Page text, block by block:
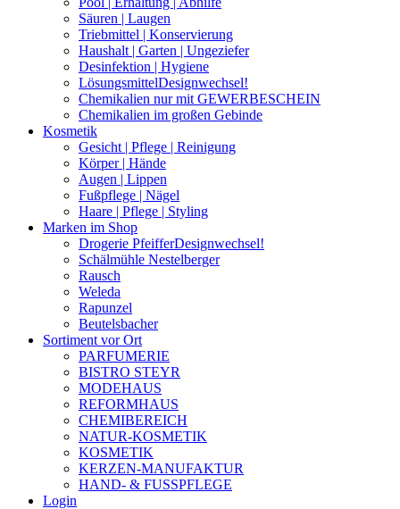
Säuren | Laugen
Triebmittel | Konservierung
Haushalt | Garten | Ungeziefer
Desinfektion | Hygiene
LösungsmittelDesignwechsel!
Chemikalien nur mit GEWERBESCHEIN
Chemikalien im großen Gebinde
Kosmetik
Gesicht | Pflege | Reinigung
Körper | Hände
Augen | Lippen
Fußpflege | Nägel
Haare | Pflege | Styling
Marken im Shop
Drogerie PfeifferDesignwechsel!
Schälmühle Nestelberger
Rausch
Weleda
Rapunzel
Beutelsbacher
Sortiment vor Ort
PARFUMERIE
BISTRO STEYR
MODEHAUS
REFORMHAUS
CHEMIBEREICH
NATUR-KOSMETIK
KOSMETIK
KERZEN-MANUFAKTUR
HAND- & FUSSPFLEGE
Login